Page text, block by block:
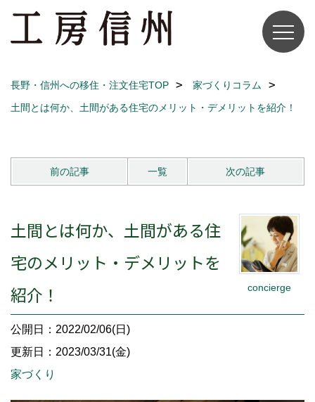
長野・信州への移住・注文住宅TOP
家づくりコラム
土間とは何か、土間がある住宅のメリット・デメリットを紹介！
前の記事 一覧 次の記事
concierge
土間とは何か、土間がある住
宅のメリット・デメリットを
紹介！
公開日：2022/02/06(日)
更新日：2023/03/31(金)
家づくり